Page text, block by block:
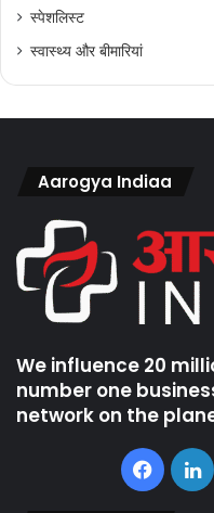
स्पेशलिस्ट
स्वास्थ्य और बीमारियां
Aarogya Indiaa
We influence 20
number one
network on the